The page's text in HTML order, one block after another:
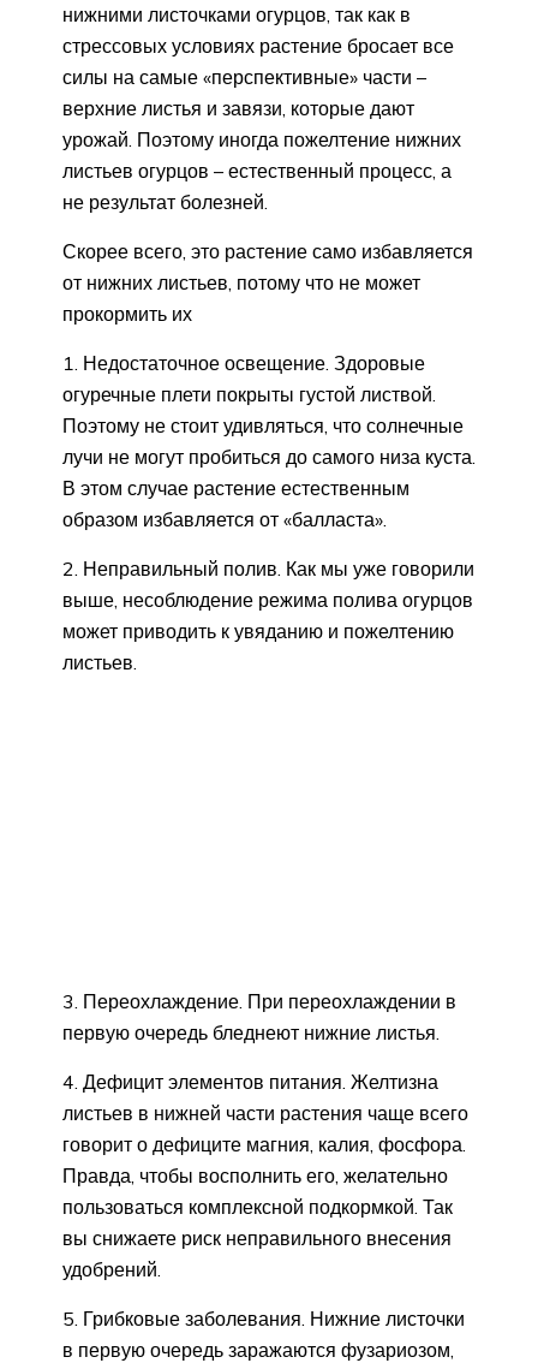
нижними листочками огурцов, так как в
стрессовых условиях растение бросает все
силы на самые «перспективные» части –
верхние листья и завязи, которые дают
урожай. Поэтому иногда пожелтение нижних
листьев огурцов – естественный процесс, а
не результат болезней.
Скорее всего, это растение само избавляется
от нижних листьев, потому что не может
прокормить их
1. Недостаточное освещение. Здоровые
огуречные плети покрыты густой листвой.
Поэтому не стоит удивляться, что солнечные
лучи не могут пробиться до самого низа куста.
В этом случае растение естественным
образом избавляется от «балласта».
2. Неправильный полив. Как мы уже говорили
выше, несоблюдение режима полива огурцов
может приводить к увяданию и пожелтению
листьев.
3. Переохлаждение. При переохлаждении в
первую очередь бледнеют нижние листья.
4. Дефицит элементов питания. Желтизна
листьев в нижней части растения чаще всего
говорит о дефиците магния, калия, фосфора.
Правда, чтобы восполнить его, желательно
пользоваться комплексной подкормкой. Так
вы снижаете риск неправильного внесения
удобрений.
5. Грибковые заболевания. Нижние листочки
в первую очередь заражаются фузариозом,